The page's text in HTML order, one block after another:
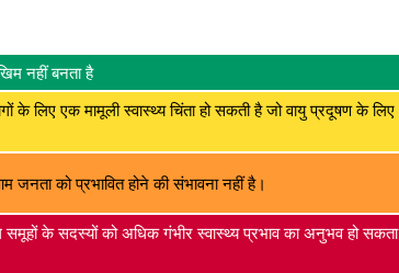
नहीं बनता है
के लिए एक मामूली स्वास्थ्य चिंता हो सकती है जो वायु प्रदूषण के लिए
को प्रभावित होने की संभावना नहीं है।
के सदस्यों को अधिक गंभीर स्वास्थ्य प्रभाव का अनुभव हो सकता